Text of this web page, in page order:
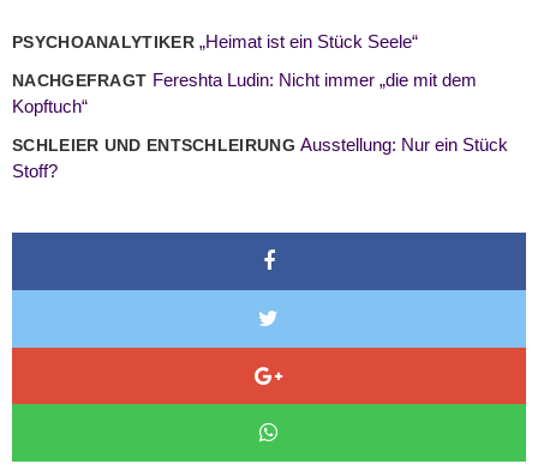
PSYCHOANALYTIKER„Heimat ist ein Stück Seele“
NACHGEFRAGT Fereshta Ludin: Nicht immer „die mit dem
Kopftuch“
SCHLEIER UND ENTSCHLEIRUNGAusstellung: Nur ein Stück
Stoff?